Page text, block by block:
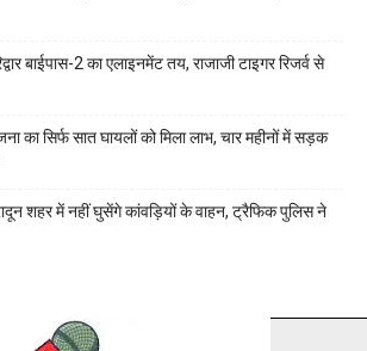
बाईपास-2 का एलाइनमेंट तय, राजाजी टाइगर रिजर्व से
का सिर्फ सात घायलों को मिला लाभ, चार महीनों में सड़क
शहर में नहीं घुसेंगे कांवड़ियों के वाहन, ट्रैफिक पुलिस ने